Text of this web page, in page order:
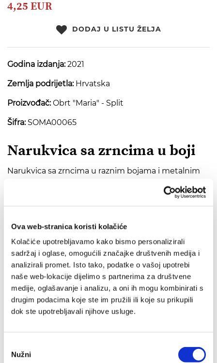
Ova web-stranica koristi kolačiće
Kolačiće upotrebljavamo kako bismo personalizirali
sadržaj i oglase, omogućili značajke društvenih medija i
analizirali promet. Isto tako, podatke o vašoj upotrebi
naše web-lokacije dijelimo s partnerima za društvene
medije, oglašavanje i analizu, a oni ih mogu kombinirati s
drugim podacima koje ste im pružili ili koje su prikupili
dok ste upotrebljavali njihove usluge.
pristanka
Nužni
of
4,25 EUR
DODAJ U LISTU ŽELJA
Godina izdanja:2021
Zemlja podrijetla:Hrvatska
Proizvođač:Obrt "Maria" - Split
Šifra:SOMA00065
Narukvica sa zrncima u boji
Narukvica sa zrncima u raznim bojama i metalnim
Preporuka
IZ SLIČNOG PODRUČJA
IZDANJA NAKLADE VERBUM